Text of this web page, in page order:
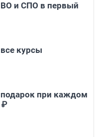
ВО и СПО в первый
курсы
при каждом
₽